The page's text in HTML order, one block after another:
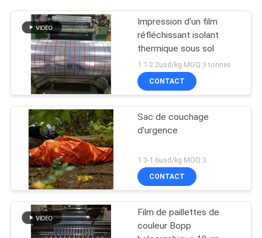
Impression d'un film
réfléchissant isolant
thermique sous sol
1.1-2.2usd/kg MOQ:3 tonnes
CONTACT
Sac de couchage
d'urgence
1.3-1.6usd/kg MOQ:3
CONTACT
Film de paillettes de
couleur Bopp